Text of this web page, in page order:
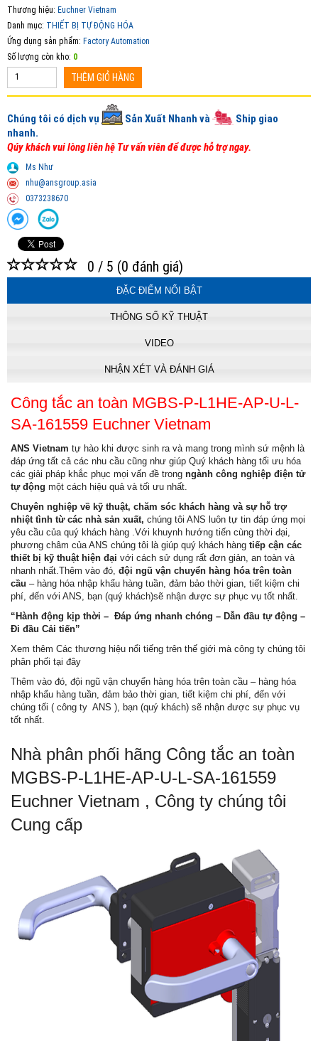
Thương hiệu: Euchner Vietnam
Danh mục: THIẾT BỊ TỰ ĐỘNG HÓA
Ứng dụng sản phẩm: Factory Automation
Số lượng còn kho: 0
THÊM GIỎ HÀNG
Chúng tôi có dịch vụ Sản Xuất Nhanh và
Ship giao
nhanh.
Qúy khách vui lòng liên hệ Tư vấn viên để được hỗ trợ ngay.
Ms Như
nhu@ansgroup.asia
0373238670
0 / 5 (0 đánh giá)
ĐẶC ĐIỂM NỔI BẬT
THÔNG SỐ KỸ THUẬT
VIDEO
NHẬN XÉT VÀ ĐÁNH GIÁ
Công tắc an toàn MGBS-P-L1HE-AP-U-L-
SA-161559 Euchner Vietnam
ANS Vietnam tự hào khi được sinh ra và mang trong mình sứ mệnh là
đáp ứng tất cả các nhu cầu cũng như giúp Quý khách hàng tối ưu hóa
các giải pháp khắc phục mọi vấn đề trong ngành công nghiệp điện tử
tự động một cách hiệu quả và tối ưu nhất.
Chuyên nghiệp về kỹ thuật, chăm sóc khách hàng và sự hỗ trợ
nhiệt tình từ các nhà sản xuất, chúng tôi ANS luôn tự tin đáp ứng mọi
yêu cầu của quý khách hàng .Với khuynh hướng tiến cùng thời đại,
phương châm của ANS chúng tôi là giúp quý khách hàng tiếp cận các
thiết bị kỹ thuật hiện đại với cách sử dụng rất đơn giản, an toàn và
nhanh nhất.Thêm vào đó, đội ngũ vận chuyển hàng hóa trên toàn
cầu – hàng hóa nhập khẩu hàng tuần, đảm bảo thời gian, tiết kiệm chi
phí, đến với ANS, bạn (quý khách)sẽ nhận được sự phục vụ tốt nhất.
“Hành động kịp thời – Đáp ứng nhanh chóng – Dẫn đầu tự động –
Đi đầu Cải tiến”
Xem thêm Các thương hiệu nổi tiếng trên thế giới mà công ty chúng tôi
phân phối tại đây
Thêm vào đó, đội ngũ vận chuyển hàng hóa trên toàn cầu – hàng hóa
nhập khẩu hàng tuần, đảm bảo thời gian, tiết kiệm chi phí, đến với
chúng tối ( công ty ANS ), bạn (quý khách) sẽ nhận được sự phục vụ
tốt nhất.
Nhà phân phối hãng Công tắc an toàn
MGBS-P-L1HE-AP-U-L-SA-161559
Euchner Vietnam , Công ty chúng tôi
Cung cấp